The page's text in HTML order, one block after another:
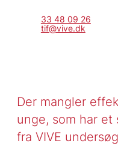
33 48 09 26
tif@vive.dk
Der mangler
unge, som har et
fra VIVE